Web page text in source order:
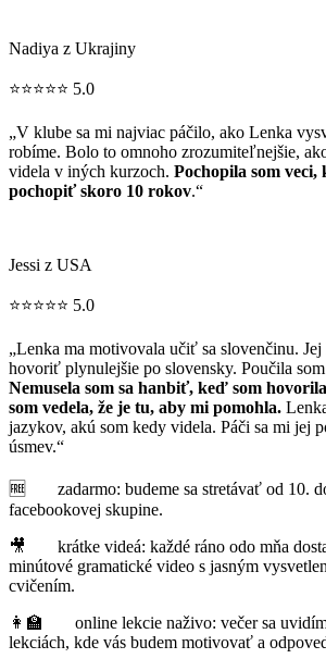
Nadiya z Ukrajiny
⭐⭐⭐⭐⭐ 5.0
„V klube sa mi najviac páčilo, ako Lenka
robíme. Bolo to omnoho zrozumiteľnejšie,
videla v iných kurzoch. Pochopila som veci,
pochopiť skoro 10 rokov.“
Jessi z USA
⭐⭐⭐⭐⭐ 5.0
„Lenka ma motivovala učiť sa slovenčinu.
hovoriť plynulejšie po slovensky. Poučila
Nemusela som sa hanbiť, keď som
som vedela, že je tu, aby mi pomohla.
jazykov, akú som kedy videla. Páči sa mi jej
úsmev.“
🆓
zadarmo: budeme sa stretávať od 10.
facebookovej skupine.
🎥
krátke videá: každé ráno odo mňa
minútové gramatické video s jasným
cvičením.
👩‍🏫
online lekcie naživo: večer sa
lekciách, kde vás budem motivovať a